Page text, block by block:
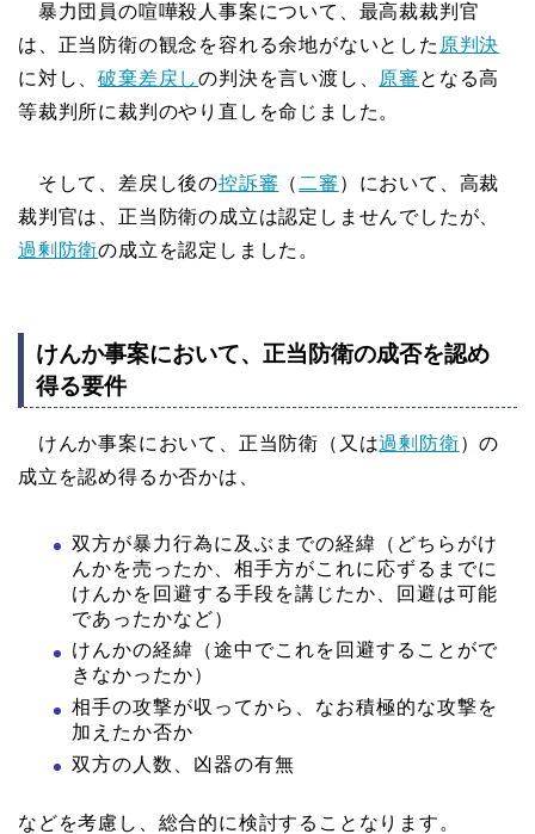
暴力団員の喧嘩殺人事案について、最高裁裁判官
は、正当防衛の観念を容れる余地がないとした 原判決
に対し、破棄差戻しの判決を言い渡し、 原審 となる高
等裁判所に裁判のやり直しを命じました。
そして、差戻し後の控訴審 （ 二審 ）において、高裁
裁判官は、正当防衛の成立は認定しませんでしたが、
過剰防衛の成立を認定しました。
けんか事案において、正当防衛の成否を認め
得る要件
けんか事案において、正当防衛（又は過剰防衛）の
成立を認め得るか否かは、
双方が暴力行為に及ぶまでの経緯（どちらがけ
んかを売ったか、相手方がこれに応ずるまでに
けんかを回避する手段を講じたか、回避は可能
であったかなど）
けんかの経緯（途中でこれを回避することがで
きなかったか）
相手の攻撃が収ってから、なお積極的な攻撃を
加えたか否か
双方の人数、凶器の有無
などを考慮し、総合的に検討することなります。